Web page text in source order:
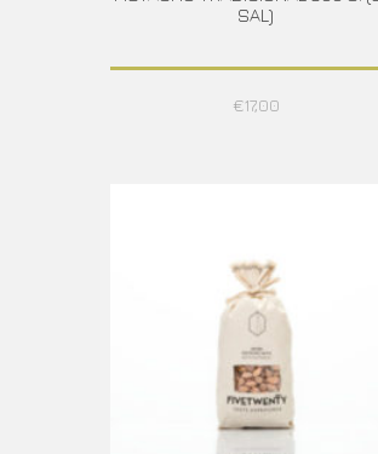
SAL)
€17,00